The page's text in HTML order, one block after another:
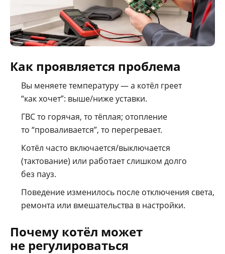
Как проявляется проблема
Вы меняете температуру — а котёл греет
“как хочет”: выше/ниже уставки.
ГВС то горячая, то тёплая; отопление
то “проваливается”, то перегревает.
Котёл часто включается/выключается
(тактование) или работает слишком долго
без пауз.
Поведение изменилось после отключения света,
ремонта или вмешательства в настройки.
Почему котёл может
не регулироваться